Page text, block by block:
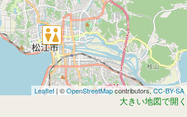
Leaflet | ©OpenStreetMapcontributors,CC-BY-SA
大きい地図で開く